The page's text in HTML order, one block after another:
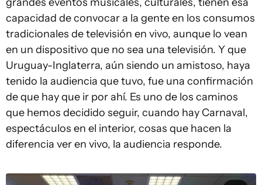
capacidad de convocar a la gente en los consumos
tradicionales de televisión en vivo, aunque lo vean
en un dispositivo que no sea una televisión. Y que
Uruguay-Inglaterra, aún siendo un amistoso, haya
tenido la audiencia que tuvo, fue una confirmación
de que hay que ir por ahí. Es uno de los caminos
que hemos decidido seguir, cuando hay Carnaval,
espectáculos en el interior, cosas que hacen la
diferencia ver en vivo, la audiencia responde.